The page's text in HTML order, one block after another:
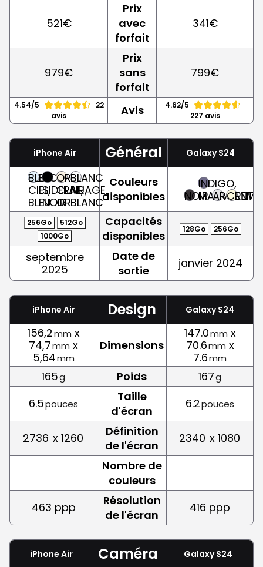
521€
Prix
avec
forfait
341€
979€
Prix
sans
forfait
799€
4.54/5
22
avis
Avis
4.62/5
227 avis
iPhone Air Général Galaxy S24
BLEU
CIEL,
BLEU
NOIR
SIDERAL,
NOIR
OR
CLAIR,
OR
BLANC
NUAGE,
BLANC
Couleurs
disponibles
NOIR
INDIGO,
MAUVE
ARGENT
CREME
256Go
512Go
1000Go
Capacités
disponibles
128Go 256Go
septembre
2025
Date de
sortie
janvier 2024
iPhone Air Design Galaxy S24
156,2mm x
74,7mm x
5,64mm
Dimensions
147.0mm x
70.6mm x
7.6mm
165g Poids 167g
6.5pouces
Taille
d'écran
6.2pouces
2736 x 1260
Définition
de l'écran
2340 x 1080
Nombre de
couleurs
463 ppp
Résolution
de l'écran
416 ppp
iPhone Air Caméra Galaxy S24